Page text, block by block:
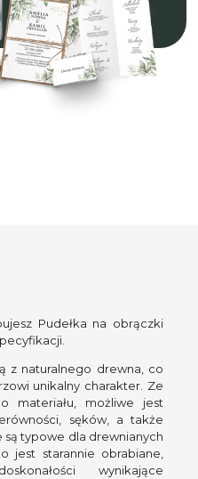
Pudełka na obrączki
z naturalnego drewna, co
unikalny charakter. Ze
materiału, możliwe jest
sęków, a także
typowe dla drewnianych
jest starannie obrabiane,
wynikające